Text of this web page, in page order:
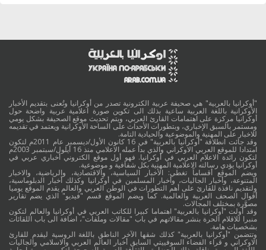
"أوكرانيا بالعربية" هي صحيفة عربية الكترونية تصدر من أوكرانيا وتُعنى بتقديم الأخبار
الأوكرانية باللغة العربية ساعية بذلك الى تكوين صورة اعلامية عربية واضحة حول
أوكرانيا مركزة على اهتمامات القارئ العربي، ويتم تحديث موقع الصحيفة بشكل يومي
ومستمر بالسبق الإخباري، وبتطورات الأحداث على الساحة الأوكرانية ويعتمد في تقديمه
للاخبار على المهنية والموضوعية والحيادية التامة.
وقد جائت انطلاقة "أوكرانيا بالعربية" في 16 كانون الأول/ديسمبر عام 2011م لتكون
امتدادا للموقع العربي الاوكراني والذي بدأ عمله الاعلامي منذ 16 أيلول/سبتمبر 2003م
لتكون رائدة الاعلام العربي في أوكرانيا. فهو أول موقع الكتروني أخباري عربي في
أوكرانيا يؤدي رسالته الاعلامية المهنية بكل شفافية و موضوعية.
ويضم الموقع أقساماً تغطي: الأخبار السياسية، والاقتصادية، والرياضية، والاخبار
المتنوعة، وأخبار الجاليات، وأخبار المسلمين في أوكرانيا وكذلك أخبار الدبلوماسية،
ولتقديم نافذة للقارئ على أهم التطورات في الوطن العربي والعالم يقدم الموقع يوميا
أقوال الصحف العربية والعالمية. كما ويضم الموقع قسم "فيديو" الذي يضم تقارير
مصوَّرة بمختلف المجالات.
وقد أولت "أوكرانيا بالعربية" اهتماما كبيرا للكاتب العربي في أوكرانيا والعالم لتكون
منبرا للاقلام الحرة بنشر مقالاتهم في باب "مقالات وملفات"، اضافة الى باب اللقائات
بشخصيات هامة.
وتتضمن "أوكرانيا بالعربية" كذلك شقها الآخر الناطق باللغة الروسية ليقدم للقارئ
الاوكراني و قراء الفضاء السوفييتي السابق أخبار العالم العربي والاسلامي والجاليات